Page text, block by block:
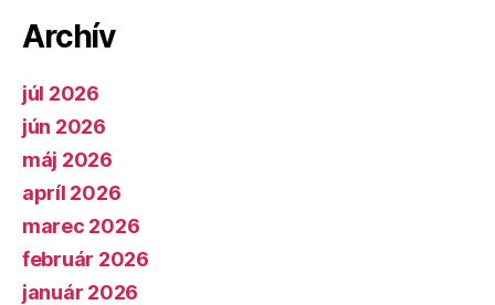
Archív
júl 2026
jún 2026
máj 2026
apríl 2026
marec 2026
február 2026
január 2026